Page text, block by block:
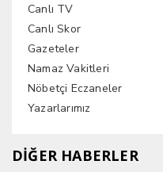
Canlı TV
Canlı Skor
Gazeteler
Namaz Vakitleri
Nöbetçi Eczaneler
Yazarlarımız
DİĞER HABERLER